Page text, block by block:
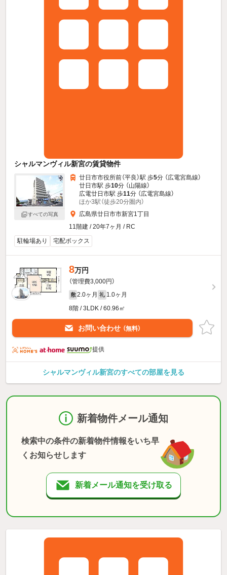
シャルマンヴィル新宮の賃貸物件
すべての写真
廿日市市役所前（平良）駅 歩5分 （広電宮島線）
廿日市駅 歩10分 （山陽線）
広電廿日市駅 歩11分 （広電宮島線）
ほか3駅（徒歩20分圏内）
広島県廿日市市新宮1丁目
11階建 / 20年7ヶ月 / RC
駐輪場あり
宅配ボックス
8万円
（管理費3,000円）
敷 2.0ヶ月 礼 1.0ヶ月
8階 / 3LDK / 60.96㎡
お問い合わせ （無料）
提供
シャルマンヴィル新宮のすべての部屋を見る
新着物件メール通知
検索中の条件の新着物件情報をいち早
くお知らせします
新着メール通知を受け取る